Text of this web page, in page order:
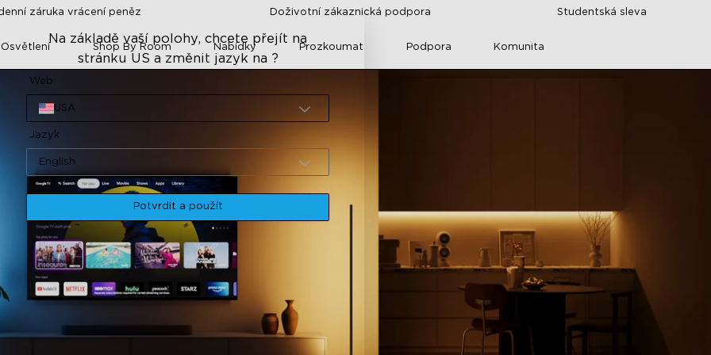
záruka vrácení peněz Doživotní zákaznická podpora Studentská sleva
Shop By Room Nabídky Prozkoumat Podpora Komunita
Na základě vaší polohy, chcete přejít na
stránku US a změnit jazyk na ?
Web
USA
Jazyk
English
Potvrdit a použít